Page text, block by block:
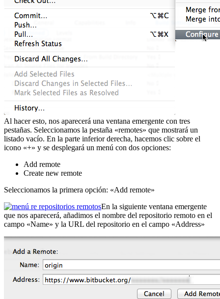
Al hacer esto, nos aparecerá una ventana emergente con tres
pestañas. Seleccionamos la pestaña «remotes» que mostrará un
listado vacío. En la parte inferior derecha, hacemos clic sobre el
icono «+» y se desplegará un menú con dos opciones:
Add remote
Create new remote
Seleccionamos la primera opción: «Add remote»
En la siguiente ventana emergente
que nos aparecerá, añadimos el nombre del repositorio remoto en el
campo «Name» y la URL del repositorio en el campo «Address»